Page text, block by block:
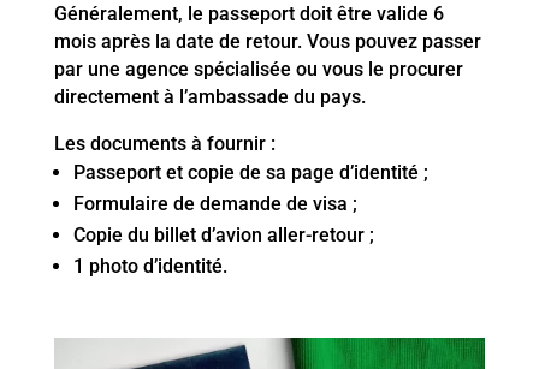
Généralement, le passeport doit être valide 6
mois après la date de retour. Vous pouvez passer
par une agence spécialisée ou vous le procurer
directement à l’ambassade du pays.
Les documents à fournir :
Passeport et copie de sa page d’identité ;
Formulaire de demande de visa ;
Copie du billet d’avion aller-retour ;
1 photo d’identité.